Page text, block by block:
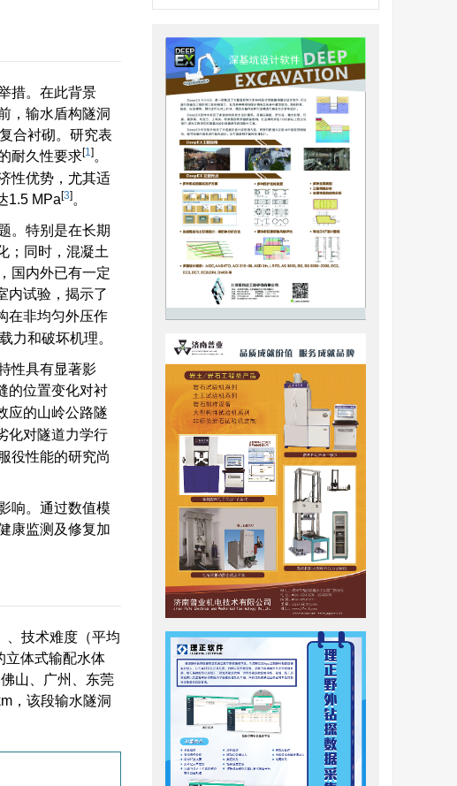
措。在此背景
，输水盾构隧洞
合衬砌。研究表
耐久性要求[1] 。
性优势，尤其适
1.5 MPa[3] 。
。特别是在长期
；同时，混凝土
国内外已有一定
内试验，揭示了
在非均匀外压作
力和破坏机理。
性具有显著影
的位置变化对衬
应的山岭公路隧
化对隧道力学行
役性能的研究尚
响。通过数值模
康监测及修复加
、技术难度（平均
立体式输配水体
山、广州、东莞
，该段输水隧洞